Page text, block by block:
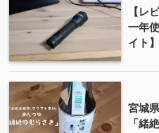
【
一年
イト】
宮城
「緒